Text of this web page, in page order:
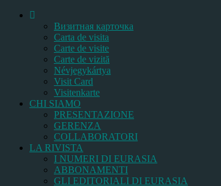
Bизитная карточка
Carta de visita
Carte de visite
Carte de vizită
Névjegykártya
Visit Card
Visitenkarte
CHI SIAMO
PRESENTAZIONE
GERENZA
COLLABORATORI
LA RIVISTA
I NUMERI DI EURASIA
ABBONAMENTI
GLI EDITORIALI DI EURASIA